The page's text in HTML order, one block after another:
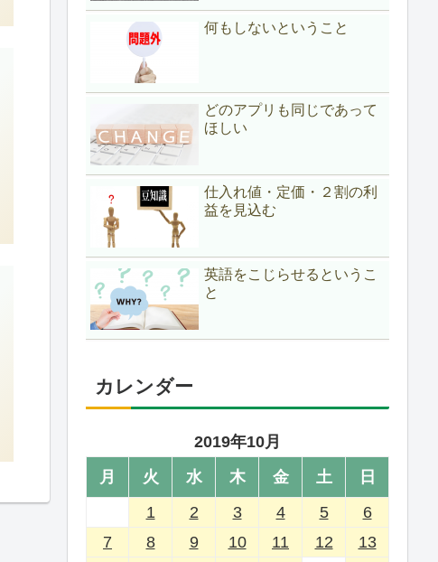
何もしないということ
どのアプリも同じであって
ほしい
仕入れ値・定価・２割の利
益を見込む
英語をこじらせるというこ
と
カレンダー
2019年10月
月
火 水 木 金 土
日
1
2 3 4 5
6
7
8 9 10 11 12
13